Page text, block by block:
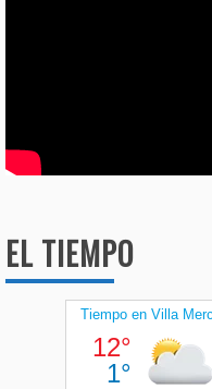
EL TIEMPO